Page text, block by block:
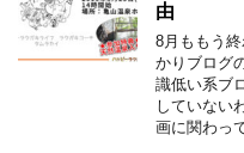
由
8月ももう
かりブログ
識低い系ブ
していない
画に関わっ